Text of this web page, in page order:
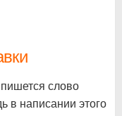
слово
в написании этого